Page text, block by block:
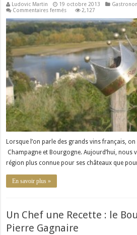
Ludovic Martin 19 octobre 2013
Commentaires ferméssur
les
caves
du
Val
Loire
2,127
Lorsque l’on parle des grands vins français, on
Champagne et Bourgogne. Aujourd’hui, nous
région plus connue pour ses châteaux que
En savoir plus »
Un Chef une Recette : le
Pierre Gagnaire